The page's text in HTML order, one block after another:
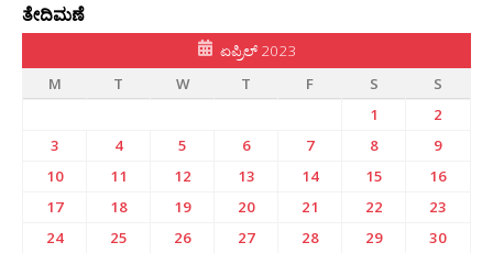
ತೇದಿಮಣೆ
ಏಪ್ರಿಲ್ 2023
M
T W T F S
S
1
2
3
4 5 6 7 8
9
10
11 12 13 14 15
16
17
18 19 20 21 22
23
24
25 26 27 28 29
30